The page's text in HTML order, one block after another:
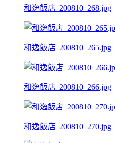
和逸飯店_200810_268.jpg
和逸飯店_200810_265.jpg
和逸飯店_200810_266.jpg
和逸飯店_200810_270.jpg